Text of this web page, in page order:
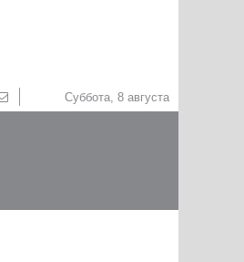
Суббота, 8 августа